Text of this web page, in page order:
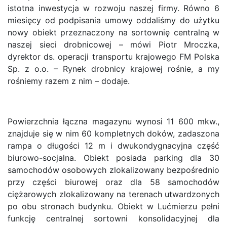
istotna inwestycja w rozwoju naszej firmy. Równo 6
miesięcy od podpisania umowy oddaliśmy do użytku
nowy obiekt przeznaczony na sortownię centralną w
naszej sieci drobnicowej – mówi Piotr Mroczka,
dyrektor ds. operacji transportu krajowego FM Polska
Sp. z o.o. – Rynek drobnicy krajowej rośnie, a my
rośniemy razem z nim – dodaje.
Powierzchnia łączna magazynu wynosi 11 600 mkw.,
znajduje się w nim 60 kompletnych doków, zadaszona
rampa o długości 12 m i dwukondygnacyjna część
biurowo-socjalna. Obiekt posiada parking dla 30
samochodów osobowych zlokalizowany bezpośrednio
przy części biurowej oraz dla 58 samochodów
ciężarowych zlokalizowany na terenach utwardzonych
po obu stronach budynku. Obiekt w Lućmierzu pełni
funkcję centralnej sortowni konsolidacyjnej dla